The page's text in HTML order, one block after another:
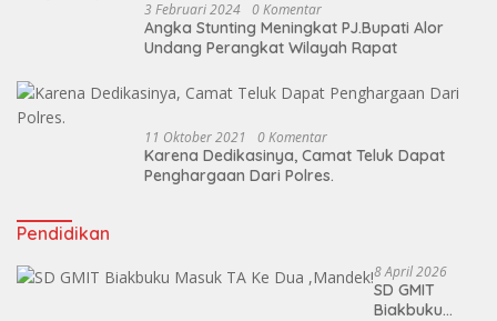
3 Februari 2024 0 Komentar
Angka Stunting Meningkat PJ.Bupati Alor
Undang Perangkat Wilayah Rapat
11 Oktober 2021 0 Komentar
Karena Dedikasinya, Camat Teluk Dapat
Penghargaan Dari Polres.
Pendidikan
8 April 2026
SD GMIT
Biakbuku